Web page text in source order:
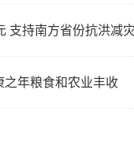
支持南方省份抗洪减灾
之年粮食和农业丰收